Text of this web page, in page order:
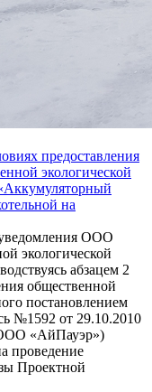
предоставления
экологической
на
ООО
экологической
абзацем 2
общественной
постановлением
№1592 от 29.10.2010
«АйПауэр»)
проведение
Проектной